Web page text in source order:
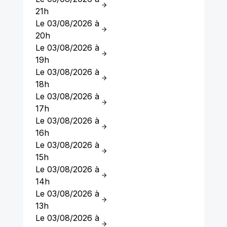
21h
Le 03/08/2026 à
20h
Le 03/08/2026 à
19h
Le 03/08/2026 à
18h
Le 03/08/2026 à
17h
Le 03/08/2026 à
16h
Le 03/08/2026 à
15h
Le 03/08/2026 à
14h
Le 03/08/2026 à
13h
Le 03/08/2026 à